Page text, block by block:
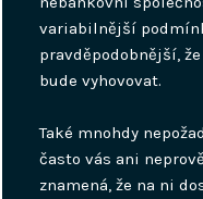
variabilnější
pravděpodobnější,
bude vyhovovat.
Také mnohdy
často vás ani
znamená, že na ni